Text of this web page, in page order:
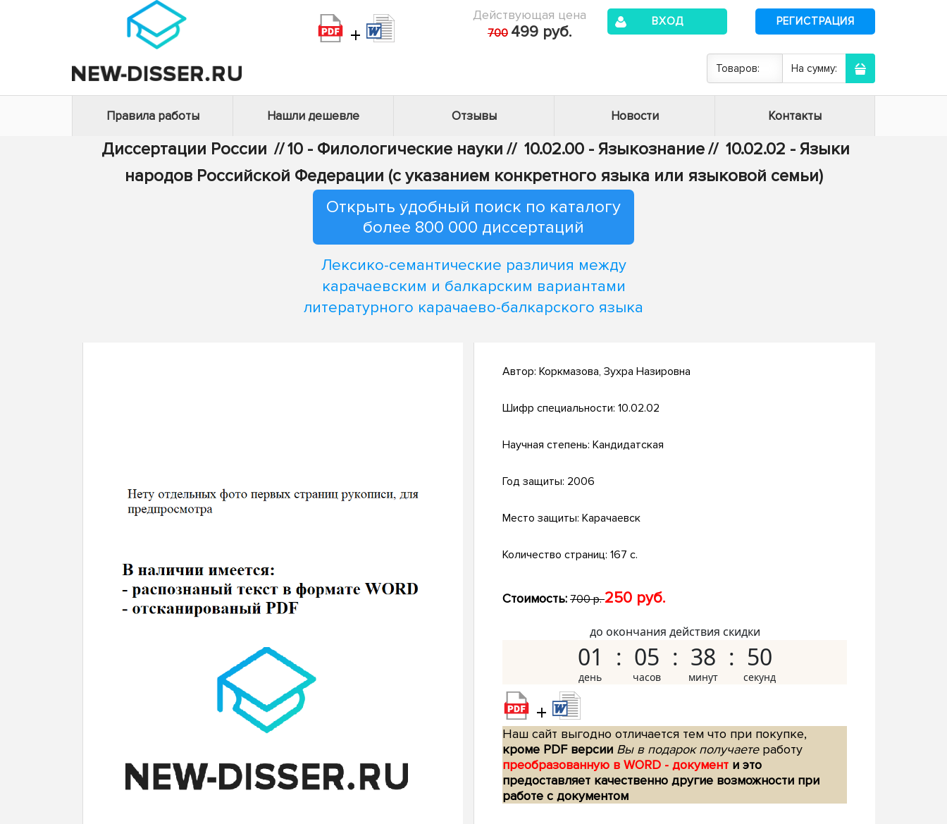
+
Действующая цена
700 499 руб.
ВХОД РЕГИСТРАЦИЯ
Товаров: На сумму:
Правила работы Нашли дешевле Отзывы Новости Контакты
Диссертации России //10 - Филологические науки // 10.02.00 - Языкознание// 10.02.02 - Языки
народов Российской Федерации (с указанием конкретного языка или языковой семьи)
Открыть удобный поиск по каталогу
более 800 000 диссертаций
Лексико-семантические различия между
карачаевским и балкарским вариантами
литературного карачаево-балкарского языка
Автор: Коркмазова, Зухра Назировна
Шифр специальности: 10.02.02
Научная степень: Кандидатская
Год защиты: 2006
Место защиты: Карачаевск
Количество страниц: 167 с.
Стоимость: 700 р.250 руб.
до окончания действия скидки
01 05 38 49
+
Наш сайт выгодно отличается тем что при покупке,
кроме PDF версии Вы в подарок получаетеработу
преобразованную в WORD - документ и это
предоставляет качественно другие возможности при
работе с документом